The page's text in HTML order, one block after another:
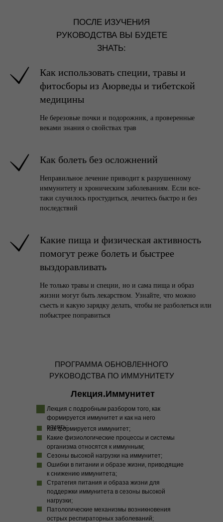
ПОСЛЕ ИЗУЧЕНИЯ
РУКОВОДСТВА ВЫ БУДЕТЕ
ЗНАТЬ:
Как использовать специи, травы и
фитосборы из Аюрведы и тибетской
медицины
Не березовые почки и подорожник, а проверенные
веками знания о свойствах трав
Как болеть без осложнений
Неправильное лечение приводит к разрушенному
иммунитету и хроническим заболеваниям. Если все-
таки случилось простудиться, лечитесь быстро и без
последствий
Какие пища и физическая активность
помогут реже болеть и быстрее
выздоравливать
Не только травы и специи, но и сама пища и образ
жизни могут быть лекарством. Узнайте, что можно
съесть и какую зарядку делать, чтобы не разболеться или
побыстрее поправиться
ПРОГРАММА ОБНОВЛЕННОГО
РУКОВОДСТВА ПО ИММУНИТЕТУ
Как формируется иммунитет;
Какие физиологические процессы и системы
организма относятся к иммунным;
Сезоны высокой нагрузки на иммунитет;
Ошибки в питании и образе жизни, приводящие
к снижению иммунитета;
Стратегия питания и образа жизни для
поддержки иммунитета в сезоны высокой
нагрузки;
Патологические механизмы возникновения
острых респираторных заболеваний;
Лекция с подробным разбором того, как
формируется иммунитет и как на него
влиять:
Лекция.Иммунитет